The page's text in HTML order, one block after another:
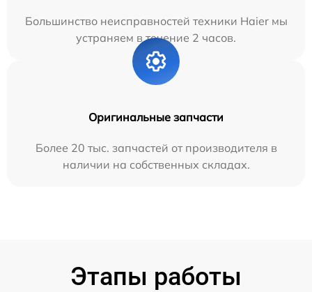
Большинство неисправностей техники Haier мы
устраняем в течение 2 часов.
Оригинальные запчасти
Более 20 тыс. запчастей от производителя в
наличии на собственных складах.
Этапы работы